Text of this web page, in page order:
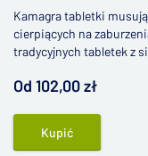
Kamagra tabletki
cierpiących na
tradycyjnych tabletek z
Od 102,00 zł
Kupić